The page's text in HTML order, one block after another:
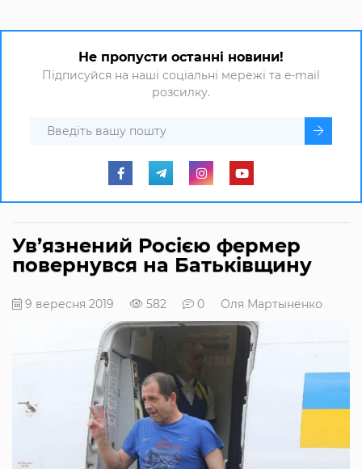
Не пропусти останні новини!
Підписуйся на наші соціальні мережі та e-mail
розсилку.
Ув’язнений Росією фермер
повернувся на Батьківщину
9 вересня 2019 582 0 Оля Мартыненко